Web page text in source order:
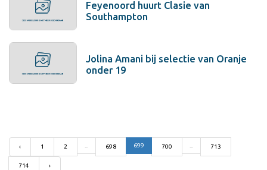
Feyenoord huurt Clasie van
Southampton
Jolina Amani bij selectie van Oranje
onder 19
‹ 1 2 698 699 700 713
714 ›